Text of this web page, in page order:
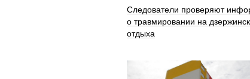
Следователи проверяют
о травмировании на
отдыха